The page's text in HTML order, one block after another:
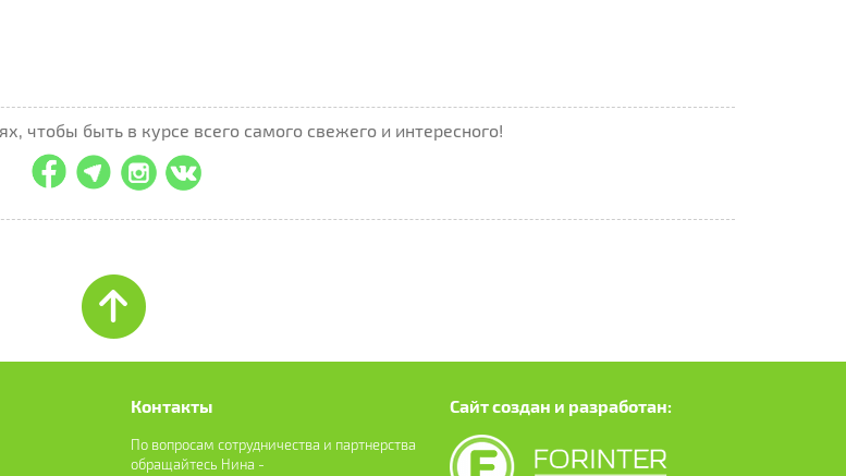
чтобы быть в курсе всего самого свежего и интересного!
Контакты
По вопросам сотрудничества и партнерства
обращайтесь Нина -
Сайт создан и разработан: